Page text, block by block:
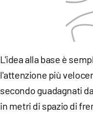
L'idea alla base è
l'attenzione più
secondo guadagnati
in metri di spazio di